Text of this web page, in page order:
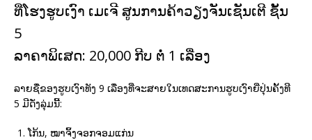
ທີ່ໂຮງຮູບເງົາ ເມເຈີ ສູນການຄ້າວຽງຈັນເຊັນເຕີ ຊັ້ນ
5
ລາຄາພິເສດ: 20,000 ກີບ ຕໍ່ 1 ເລື່ອງ
ລາຍຊື່່ຂອງຮູບເງົາທັງ 9 ເລື່່ອງທີ່ຈະສາຍໃນເທດສະການຮູບເງົາຍີ່ປຸ່ນຄັ້ງທີ
5 ມີດັ່ງລຸ່ມນີ້:
ໂກ້ນ, ໝາຈິ້ງຈອກຈອມແກ່ນ